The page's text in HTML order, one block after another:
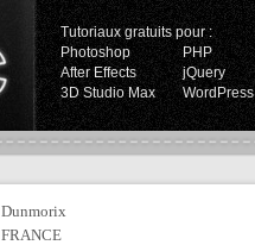
Tutoriaux gratuits pour :
Photoshop
PHP
After Effects
jQuery
3D Studio Max
WordPress
Dunmorix
FRANCE